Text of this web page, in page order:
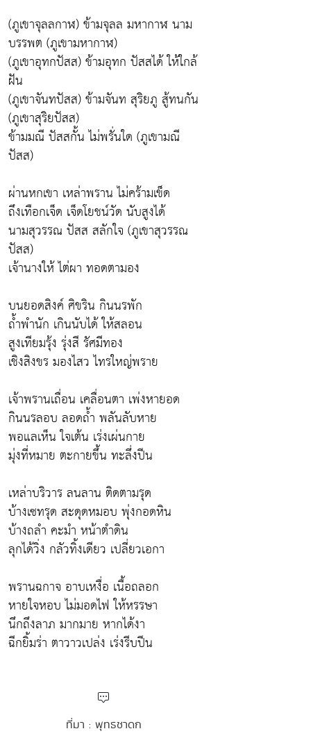
(ภูเขาจุลลกาฬ) ข้ามจุลล มหากาฬ นาม
บรรพต (ภูเขามหากาฬ)
(ภูเขาอุทกปัสส) ข้ามอุทก ปัสสได้ ให้ใกล้
ฝัน
(ภูเขาจันทปัสส) ข้ามจันท สุริยภู สู้ทนกัน
(ภูเขาสุริยปัสส)
ข้ามมณี ปัสสกั้น ไม่พรั่นใด (ภูเขามณี
ปัสส)
ผ่านหกเขา เหล่าพราน ไม่คร้ามเข็ด
ถึงเทือกเจ็ด เจ็ดโยชน์วัด นับสูงได้
นามสุวรรณ ปัสส สลักใจ (ภูเขาสุวรรณ
ปัสส)
เจ้านางให้ ไต่ผา ทอดตามอง
บนยอดสิงค์ ศิขริน กินนรพัก
ถ้ำพำนัก เกินนับได้ ให้สลอน
สูงเทียมรุ้ง รุ่งสี รัศมีทอง
เชิงสิงขร มองไสว ไทรใหญ่พราย
เจ้าพรานเถื่อน เคลื่อนตา เพ่งหายอด
กินนรลอบ ลอดถ้ำ พลันลับหาย
พอแลเห็น ใจเต้น เร่งเผ่นกาย
มุ่งที่หมาย ตะกายขึ้น ทะลึ่งปีน
เหล่าบริวาร ลนลาน ติดตามรุด
บ้างเซทรุด สะดุดหมอบ พุ่งกอดหิน
บ้างถลำ คะมำ หน้าตำดิน
ลุกได้วิ่ง กลัวทิ้งเดียว เปลี่ยวเอกา
พรานฉกาจ อาบเหงื่อ เนื้อถลอก
หายใจหอบ ไม่มอดไฟ ให้หรรษา
นึกถึงลาภ มากมาย หากได้งา
ฉีกยิ้มร่า ตาวาวเปล่ง เร่งรีบปีน
ที่มา : พุทธชาดก